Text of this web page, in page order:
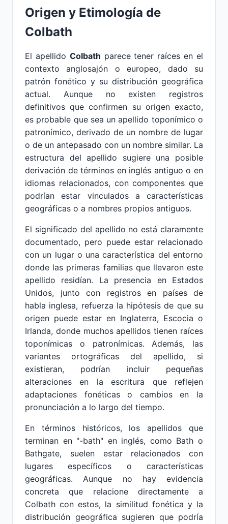
Origen y Etimología de
Colbath
El apellido Colbath parece tener raíces en el
contexto anglosajón o europeo, dado su
patrón fonético y su distribución geográfica
actual. Aunque no existen registros
definitivos que confirmen su origen exacto,
es probable que sea un apellido toponímico o
patronímico, derivado de un nombre de lugar
o de un antepasado con un nombre similar. La
estructura del apellido sugiere una posible
derivación de términos en inglés antiguo o en
idiomas relacionados, con componentes que
podrían estar vinculados a características
geográficas o a nombres propios antiguos.
El significado del apellido no está claramente
documentado, pero puede estar relacionado
con un lugar o una característica del entorno
donde las primeras familias que llevaron este
apellido residían. La presencia en Estados
Unidos, junto con registros en países de
habla inglesa, refuerza la hipótesis de que su
origen puede estar en Inglaterra, Escocia o
Irlanda, donde muchos apellidos tienen raíces
toponímicas o patronímicas. Además, las
variantes ortográficas del apellido, si
existieran, podrían incluir pequeñas
alteraciones en la escritura que reflejen
adaptaciones fonéticas o cambios en la
pronunciación a lo largo del tiempo.
En términos históricos, los apellidos que
terminan en "-bath" en inglés, como Bath o
Bathgate, suelen estar relacionados con
lugares específicos o características
geográficas. Aunque no hay evidencia
concreta que relacione directamente a
Colbath con estos, la similitud fonética y la
distribución geográfica sugieren que podría